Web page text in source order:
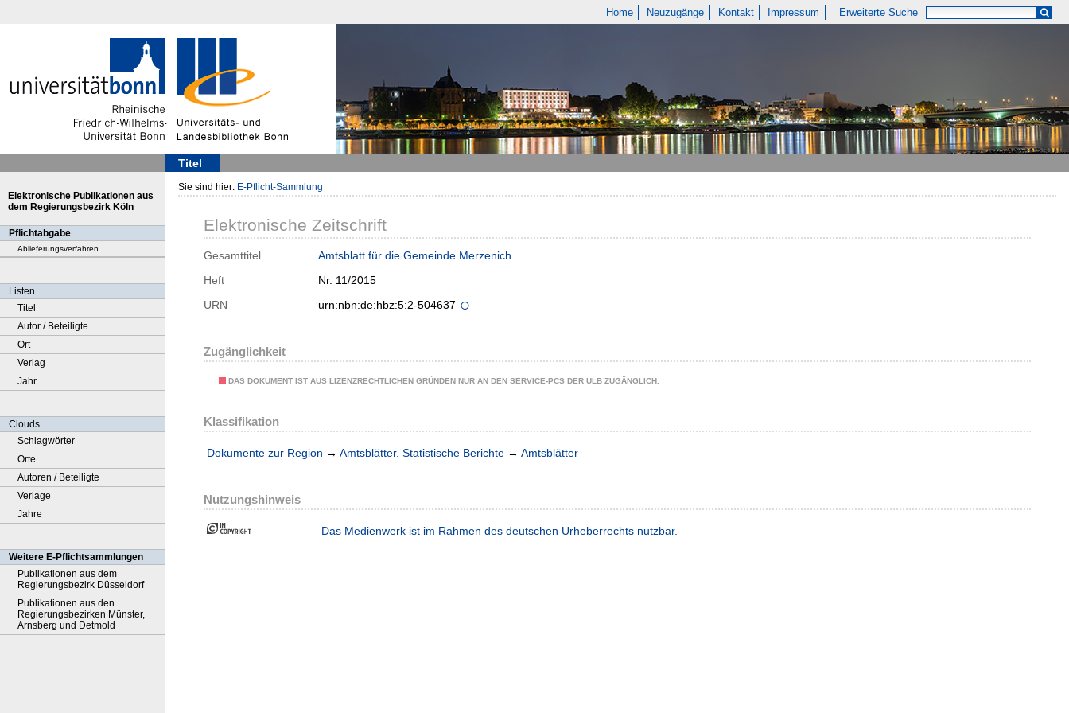
Home Neuzugänge Kontakt Impressum Erweiterte Suche
Titel
Elektronische Publikationen aus
dem Regierungsbezirk Köln
Pflichtabgabe
Ablieferungsverfahren
Listen
Titel
Autor / Beteiligte
Ort
Verlag
Jahr
Clouds
Schlagwörter
Orte
Autoren / Beteiligte
Verlage
Jahre
Weitere E-Pflichtsammlungen
Publikationen aus dem
Regierungsbezirk Düsseldorf
Publikationen aus den
Regierungsbezirken Münster,
Arnsberg und Detmold
Sie sind hier: E-Pflicht-Sammlung
Elektronische Zeitschrift
Gesamttitel
Amtsblatt für die Gemeinde Merzenich
Heft
Nr. 11/2015
URN
urn:nbn:de:hbz:5:2-504637
Zugänglichkeit
DAS DOKUMENT IST AUS LIZENZRECHTLICHEN GRÜNDEN NUR AN DEN SERVICE-PCS DER ULB ZUGÄNGLICH.
Klassifikation
Dokumente zur Region → Amtsblätter. Statistische Berichte → Amtsblätter
Nutzungshinweis
Das Medienwerk ist im Rahmen des deutschen Urheberrechts nutzbar.